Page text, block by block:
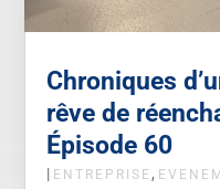
Chroniques
rêve de
Épisode 60
| ENTREPRISE ,